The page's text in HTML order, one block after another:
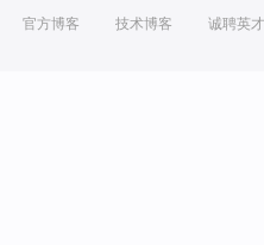
官方博客 技术博客 诚聘英才